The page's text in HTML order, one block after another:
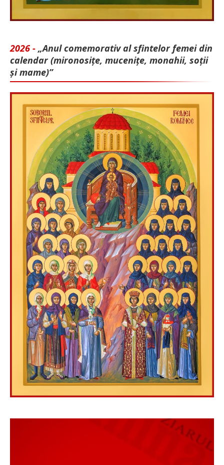
2026 - „Anul comemorativ al sfintelor femei din
calendar (mironosițe, mu­cenițe, monahii, soții
și mame)”